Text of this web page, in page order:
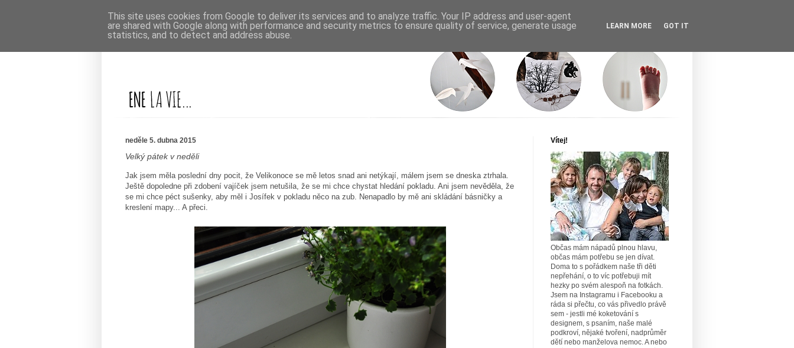
neděle 5. dubna 2015
Velký pátek v neděli
Jak jsem měla poslední dny pocit, že Velikonoce se mě letos snad ani netýkají, málem jsem se dneska ztrhala.
Ještě dopoledne při zdobení vajíček jsem netušila, že se mi chce chystat hledání pokladu. Ani jsem nevěděla, že
se mi chce péct sušenky, aby měl i Josífek v pokladu něco na zub. Nenapadlo by mě ani skládání básničky a
kreslení mapy... A přeci.
Vítej!
Občas mám nápadů plnou hlavu,
občas mám potřebu se jen dívat.
Doma to s pořádkem naše tři děti
nepřehání, o to víc potřebuji mít
hezky po svém alespoň na fotkách.
Jsem na Instagramu i Facebooku a
ráda si přečtu, co vás přivedlo právě
sem - jestli mé koketování s
designem, s psaním, naše malé
podkroví, nějaké tvoření, nadprůměr
dětí nebo manželova nemoc. A nebo
This site uses cookies from Google to deliver its services and to analyze traffic. Your IP address and user-agent
are shared with Google along with performance and security metrics to ensure quality of service, generate usage
statistics, and to detect and address abuse.
LEARN MORE GOT IT